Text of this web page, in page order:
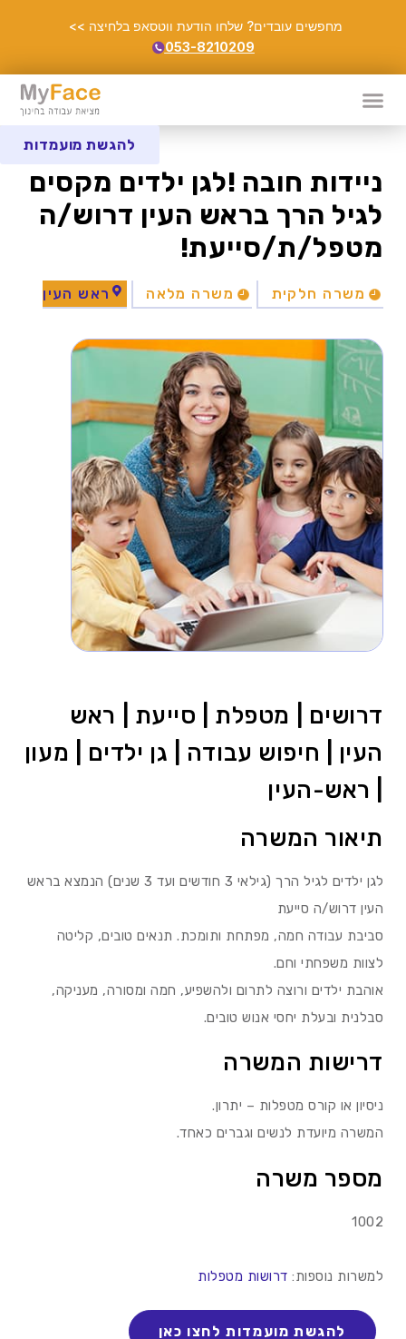
מחפשים עובדים? שלחו הודעת ווטסאפ בלחיצה >>
053-8210209
ניידות חובה !לגן ילדים מקסים
לגיל הרך בראש העין דרוש/ה
מטפל/ת/סייעת!
משרה חלקית משרה מלאה ראש העין
להגשת מועמדות
דרושים | מטפלת | סייעת | ראש
העין | חיפוש עבודה | גן ילדים | מעון
| ראש-העין
תיאור המשרה
לגן ילדים לגיל הרך (גילאי 3 חודשים ועד 3 שנים) הנמצא בראש
העין דרוש/ה סייעת
סביבת עבודה חמה, מפתחת ותומכת. תנאים טובים, קליטה
לצוות משפחתי וחם.
אוהבת ילדים ורוצה לתרום ולהשפיע, חמה ומסורה, מעניקה,
סבלנית ובעלת יחסי אנוש טובים.
דרישות המשרה
ניסיון או קורס מטפלות – יתרון.
המשרה מיועדת לנשים וגברים כאחד.
מספר משרה
1002
למשרות נוספות: דרושות מטפלות